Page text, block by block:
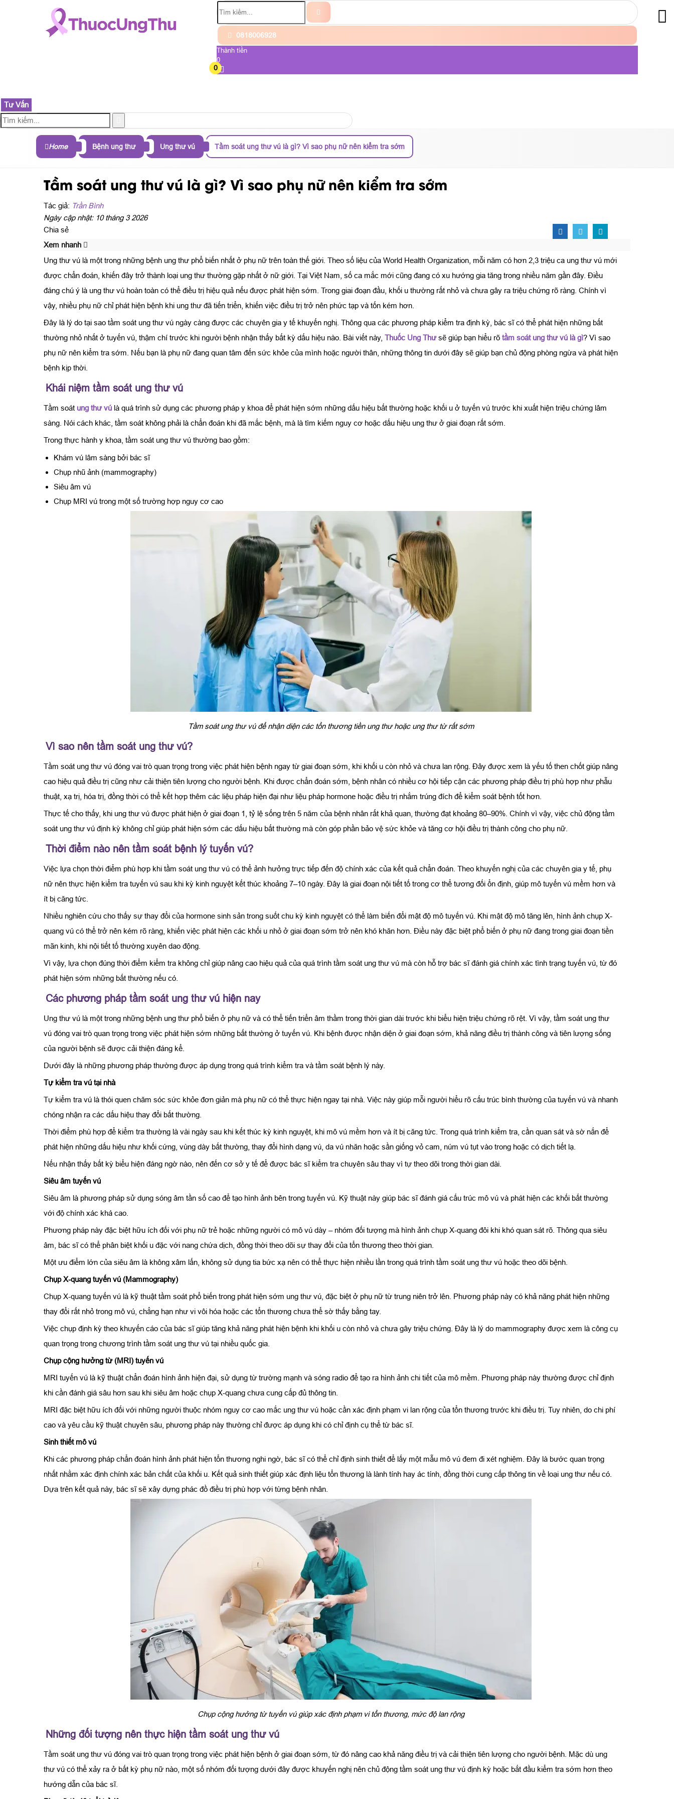
0818006928
Thành tiền
0
0
Tư Vấn
Home Bệnh ung thư Ung thư vú Tầm soát ung thư vú là gì? Vì sao phụ nữ nên kiểm tra sớm
Tầm soát ung thư vú là gì? Vì sao phụ nữ nên kiểm tra sớm
Tác giả: Trần Bình
Ngày cập nhật: 10 tháng 3 2026
Chia sẻ
Xem nhanh
Ung thư vú là một trong những bệnh ung thư phổ biến nhất ở phụ nữ trên toàn thế giới. Theo số liệu của World Health Organization, mỗi năm có hơn 2,3 triệu ca ung thư vú mới
được chẩn đoán, khiến đây trở thành loại ung thư thường gặp nhất ở nữ giới. Tại Việt Nam, số ca mắc mới cũng đang có xu hướng gia tăng trong nhiều năm gần đây. Điều
đáng chú ý là ung thư vú hoàn toàn có thể điều trị hiệu quả nếu được phát hiện sớm. Trong giai đoạn đầu, khối u thường rất nhỏ và chưa gây ra triệu chứng rõ ràng. Chính vì
vậy, nhiều phụ nữ chỉ phát hiện bệnh khi ung thư đã tiến triển, khiến việc điều trị trở nên phức tạp và tốn kém hơn.
Đây là lý do tại sao tầm soát ung thư vú ngày càng được các chuyên gia y tế khuyến nghị. Thông qua các phương pháp kiểm tra định kỳ, bác sĩ có thể phát hiện những bất
thường nhỏ nhất ở tuyến vú, thậm chí trước khi người bệnh nhận thấy bất kỳ dấu hiệu nào. Bài viết này, Thuốc Ung Thưsẽ giúp bạn hiểu rõ tầm soát ung thư vú là gì? Vì sao
phụ nữ nên kiểm tra sớm. Nếu bạn là phụ nữ đang quan tâm đến sức khỏe của mình hoặc người thân, những thông tin dưới đây sẽ giúp bạn chủ động phòng ngừa và phát hiện
bệnh kịp thời.
Khái niệm tầm soát ung thư vú
Tầm soát ung thư vú là quá trình sử dụng các phương pháp y khoa để phát hiện sớm những dấu hiệu bất thường hoặc khối u ở tuyến vú trước khi xuất hiện triệu chứng lâm
sàng. Nói cách khác, tầm soát không phải là chẩn đoán khi đã mắc bệnh, mà là tìm kiếm nguy cơ hoặc dấu hiệu ung thư ở giai đoạn rất sớm.
Trong thực hành y khoa, tầm soát ung thư vú thường bao gồm:
Khám vú lâm sàng bởi bác sĩ
Chụp nhũ ảnh (mammography)
Siêu âm vú
Chụp MRI vú trong một số trường hợp nguy cơ cao
Tầm soát ung thư vú​ để nhận diện các tổn thương tiền ung thư hoặc ung thư từ rất sớm
Vì sao nên tầm soát ung thư vú?
Tầm soát ung thư vú đóng vai trò quan trọng trong việc phát hiện bệnh ngay từ giai đoạn sớm, khi khối u còn nhỏ và chưa lan rộng. Đây được xem là yếu tố then chốt giúp nâng
cao hiệu quả điều trị cũng như cải thiện tiên lượng cho người bệnh. Khi được chẩn đoán sớm, bệnh nhân có nhiều cơ hội tiếp cận các phương pháp điều trị phù hợp như phẫu
thuật, xạ trị, hóa trị, đồng thời có thể kết hợp thêm các liệu pháp hiện đại như liệu pháp hormone hoặc điều trị nhắm trúng đích để kiểm soát bệnh tốt hơn.
Thực tế cho thấy, khi ung thư vú được phát hiện ở giai đoạn 1, tỷ lệ sống trên 5 năm của bệnh nhân rất khả quan, thường đạt khoảng 80–90%. Chính vì vậy, việc chủ động tầm
soát ung thư vú định kỳ không chỉ giúp phát hiện sớm các dấu hiệu bất thường mà còn góp phần bảo vệ sức khỏe và tăng cơ hội điều trị thành công cho phụ nữ.
Thời điểm nào nên tầm soát bệnh lý tuyến vú?
Việc lựa chọn thời điểm phù hợp khi tầm soát ung thư vú có thể ảnh hưởng trực tiếp đến độ chính xác của kết quả chẩn đoán. Theo khuyến nghị của các chuyên gia y tế, phụ
nữ nên thực hiện kiểm tra tuyến vú sau khi kỳ kinh nguyệt kết thúc khoảng 7–10 ngày. Đây là giai đoạn nội tiết tố trong cơ thể tương đối ổn định, giúp mô tuyến vú mềm hơn và
ít bị căng tức.
Nhiều nghiên cứu cho thấy sự thay đổi của hormone sinh sản trong suốt chu kỳ kinh nguyệt có thể làm biến đổi mật độ mô tuyến vú. Khi mật độ mô tăng lên, hình ảnh chụp X-
quang vú có thể trở nên kém rõ ràng, khiến việc phát hiện các khối u nhỏ ở giai đoạn sớm trở nên khó khăn hơn. Điều này đặc biệt phổ biến ở phụ nữ đang trong giai đoạn tiền
mãn kinh, khi nội tiết tố thường xuyên dao động.
Vì vậy, lựa chọn đúng thời điểm kiểm tra không chỉ giúp nâng cao hiệu quả của quá trình tầm soát ung thư vú mà còn hỗ trợ bác sĩ đánh giá chính xác tình trạng tuyến vú, từ đó
phát hiện sớm những bất thường nếu có.
Các phương pháp tầm soát ung thư vú hiện nay
Ung thư vú là một trong những bệnh ung thư phổ biến ở phụ nữ và có thể tiến triển âm thầm trong thời gian dài trước khi biểu hiện triệu chứng rõ rệt. Vì vậy, tầm soát ung thư
vú đóng vai trò quan trọng trong việc phát hiện sớm những bất thường ở tuyến vú. Khi bệnh được nhận diện ở giai đoạn sớm, khả năng điều trị thành công và tiên lượng sống
của người bệnh sẽ được cải thiện đáng kể.
Dưới đây là những phương pháp thường được áp dụng trong quá trình kiểm tra và tầm soát bệnh lý này.
Tự kiểm tra vú tại nhà
Tự kiểm tra vú là thói quen chăm sóc sức khỏe đơn giản mà phụ nữ có thể thực hiện ngay tại nhà. Việc này giúp mỗi người hiểu rõ cấu trúc bình thường của tuyến vú và nhanh
chóng nhận ra các dấu hiệu thay đổi bất thường.
Thời điểm phù hợp để kiểm tra thường là vài ngày sau khi kết thúc kỳ kinh nguyệt, khi mô vú mềm hơn và ít bị căng tức. Trong quá trình kiểm tra, cần quan sát và sờ nắn để
phát hiện những dấu hiệu như khối cứng, vùng dày bất thường, thay đổi hình dạng vú, da vú nhăn hoặc sần giống vỏ cam, núm vú tụt vào trong hoặc có dịch tiết lạ.
Nếu nhận thấy bất kỳ biểu hiện đáng ngờ nào, nên đến cơ sở y tế để được bác sĩ kiểm tra chuyên sâu thay vì tự theo dõi trong thời gian dài.
Siêu âm tuyến vú
Siêu âm là phương pháp sử dụng sóng âm tần số cao để tạo hình ảnh bên trong tuyến vú. Kỹ thuật này giúp bác sĩ đánh giá cấu trúc mô vú và phát hiện các khối bất thường
với độ chính xác khá cao.
Phương pháp này đặc biệt hữu ích đối với phụ nữ trẻ hoặc những người có mô vú dày – nhóm đối tượng mà hình ảnh chụp X-quang đôi khi khó quan sát rõ. Thông qua siêu
âm, bác sĩ có thể phân biệt khối u đặc với nang chứa dịch, đồng thời theo dõi sự thay đổi của tổn thương theo thời gian.
Một ưu điểm lớn của siêu âm là không xâm lấn, không sử dụng tia bức xạ nên có thể thực hiện nhiều lần trong quá trình tầm soát ung thư vú hoặc theo dõi bệnh.
Chụp X-quang tuyến vú (Mammography)
Chụp X-quang tuyến vú là kỹ thuật tầm soát phổ biến trong phát hiện sớm ung thư vú, đặc biệt ở phụ nữ từ trung niên trở lên. Phương pháp này có khả năng phát hiện những
thay đổi rất nhỏ trong mô vú, chẳng hạn như vi vôi hóa hoặc các tổn thương chưa thể sờ thấy bằng tay.
Việc chụp định kỳ theo khuyến cáo của bác sĩ giúp tăng khả năng phát hiện bệnh khi khối u còn nhỏ và chưa gây triệu chứng. Đây là lý do mammography được xem là công cụ
quan trọng trong chương trình tầm soát ung thư vú tại nhiều quốc gia.
Chụp cộng hưởng từ (MRI) tuyến vú
MRI tuyến vú là kỹ thuật chẩn đoán hình ảnh hiện đại, sử dụng từ trường mạnh và sóng radio để tạo ra hình ảnh chi tiết của mô mềm. Phương pháp này thường được chỉ định
khi cần đánh giá sâu hơn sau khi siêu âm hoặc chụp X-quang chưa cung cấp đủ thông tin.
MRI đặc biệt hữu ích đối với những người thuộc nhóm nguy cơ cao mắc ung thư vú hoặc cần xác định phạm vi lan rộng của tổn thương trước khi điều trị. Tuy nhiên, do chi phí
cao và yêu cầu kỹ thuật chuyên sâu, phương pháp này thường chỉ được áp dụng khi có chỉ định cụ thể từ bác sĩ.
Sinh thiết mô vú
Khi các phương pháp chẩn đoán hình ảnh phát hiện tổn thương nghi ngờ, bác sĩ có thể chỉ định sinh thiết để lấy một mẫu mô vú đem đi xét nghiệm. Đây là bước quan trọng
nhất nhằm xác định chính xác bản chất của khối u. Kết quả sinh thiết giúp xác định liệu tổn thương là lành tính hay ác tính, đồng thời cung cấp thông tin về loại ung thư nếu có.
Dựa trên kết quả này, bác sĩ sẽ xây dựng phác đồ điều trị phù hợp với từng bệnh nhân.
Chụp cộng hưởng từ tuyến vú giúp xác định phạm vi tổn thương, mức độ lan rộng
Những đối tượng nên thực hiện tầm soát ung thư vú
Tầm soát ung thư vú đóng vai trò quan trọng trong việc phát hiện bệnh ở giai đoạn sớm, từ đó nâng cao khả năng điều trị và cải thiện tiên lượng cho người bệnh. Mặc dù ung
thư vú có thể xảy ra ở bất kỳ phụ nữ nào, một số nhóm đối tượng dưới đây được khuyến nghị nên chủ động tầm soát ung thư vú định kỳ hoặc bắt đầu kiểm tra sớm hơn theo
hướng dẫn của bác sĩ.